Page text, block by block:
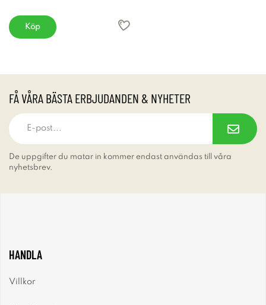
Köp
FÅ VÅRA BÄSTA ERBJUDANDEN & NYHETER
De uppgifter du matar in kommer endast användas till våra
nyhetsbrev.
HANDLA
Villkor